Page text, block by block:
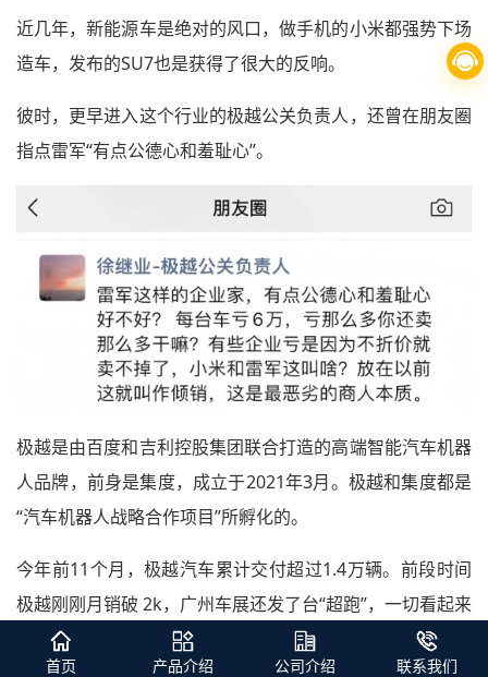
近几年，新能源车是绝对的风口，做手机的小米都强势下场
造车，发布的SU7也是获得了很大的反响。
彼时，更早进入这个行业的极越公关负责人，还曾在朋友圈
指点雷军“有点公德心和羞耻心”。
极越是由百度和吉利控股集团联合打造的高端智能汽车机器
人品牌，前身是集度，成立于2021年3月。极越和集度都是
“汽车机器人战略合作项目”所孵化的。
今年前11个月，极越汽车累计交付超过1.4万辆。前段时间
极越刚刚月销破 2k，广州车展还发了台“超跑”，一切看起来
都如常。
首页 产品介绍 公司介绍 联系我们